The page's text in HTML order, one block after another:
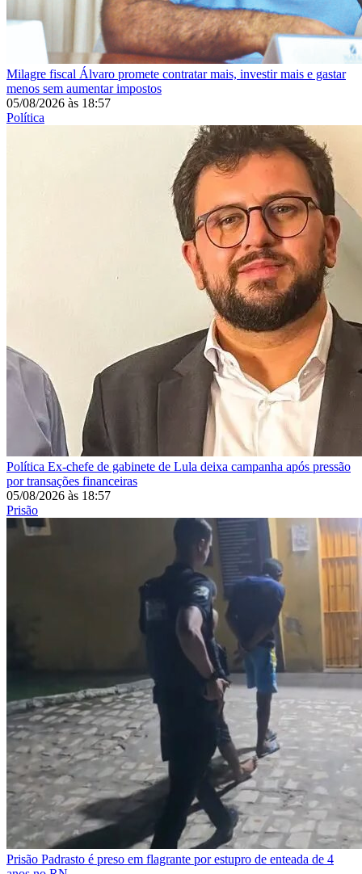
Milagre fiscal Álvaro promete contratar mais, investir mais e gastar
menos sem aumentar impostos
05/08/2026 às 18:57
Política
Política Ex-chefe de gabinete de Lula deixa campanha após pressão
por transações financeiras
05/08/2026 às 18:57
Prisão
Prisão Padrasto é preso em flagrante por estupro de enteada de 4